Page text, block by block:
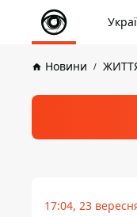
Новини
17:04, 23